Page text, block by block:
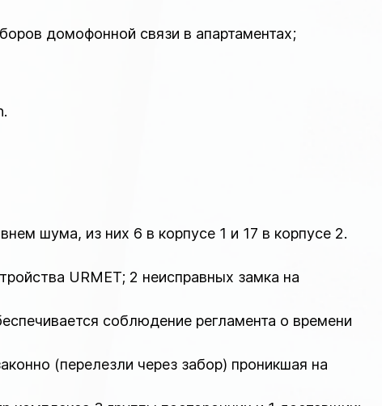
домофонной связи в апартаментах;
шума, из них 6 в корпусе 1 и 17 в корпусе 2.
URMET; 2 неисправных замка на
соблюдение регламента о времени
(перелезли через забор) проникшая на